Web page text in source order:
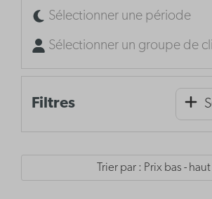
Sélectionner une période
Sélectionner un groupe de
Filtres
Trier par : Prix bas - haut